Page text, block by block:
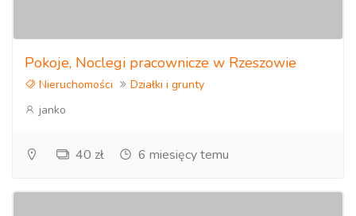
Pokoje, Noclegi pracownicze w Rzeszowie
Nieruchomości
Działki i grunty
janko
40 zł 6 miesięcy temu